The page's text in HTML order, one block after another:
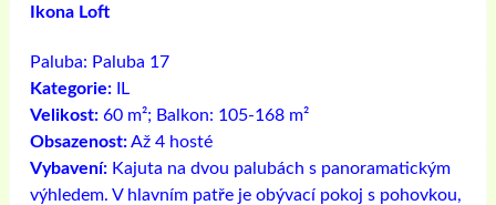
Ikona Loft
Paluba: Paluba 17
Kategorie: IL
Velikost: 60 m²; Balkon: 105-168 m²
Obsazenost:Až 4 hosté
Vybavení: Kajuta na dvou palubách s panoramatickým
výhledem. V hlavním patře je obývací pokoj s pohovkou,